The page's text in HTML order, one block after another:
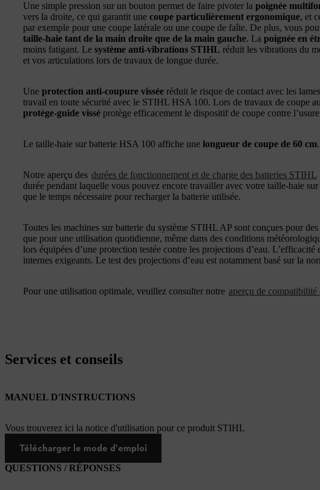
Une simple pression sur un bouton permet de faire pivoter la poignée
vers la droite, ce qui garantit une coupe particulièrement ergonomique, et
par exemple pour une coupe latérale ou une coupe de faîte. De plus, vous
taille-haie tant de la main droite que de la main gauche. La poignée en
moins fatigant. Le système anti-vibrations STIHL réduit les vibrations du
et vos articulations lors de travaux de longue durée.
Une protection anti-coupure vissée réduit le risque de contact avec les
travail en toute sécurité avec le STIHL HSA 100. Lors de travaux de coupe
protège-guide vissé protège efficacement le dispositif de coupe contre
Le taille-haie sur batterie HSA 100 affiche une longueur de coupe de 60 cm.
Notre aperçu des durées de fonctionnement et de charge des batteries STIHL
durée pendant laquelle vous pouvez encore travailler avec votre taille-haie
que le temps nécessaire pour recharger la batterie utilisée.
Toutes les machines sur batterie du système STIHL AP sont conçues pour
que pour une utilisation quotidienne, même dans des conditions
lors équipées d’une protection testée contre les projections d’eau. L’efficacité
internes exigeants. Le test des projections d’eau est notamment basé sur la
Pour une utilisation optimale, veuillez consulter notre aperçu de compatibilité
Services et conseils
MANUEL D'INSTRUCTIONS
Vous trouverez ici la notice d'utilisation pour ce produit STIHL
Télécharger le mode d'emploi
QUESTIONS / RÉPONSES